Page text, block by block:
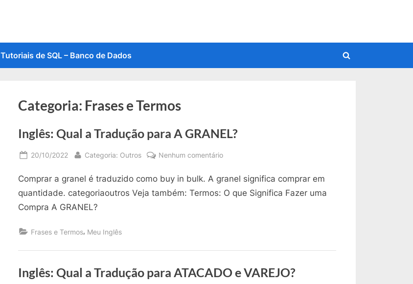
Tutoriais de SQL – Banco de Dados
Toggle
Categoria: Frases e Termos
Inglês: Qual a Tradução para A GRANEL?
Posted
20/10/2022 By
Categoria: Outros Nenhum comentárioem
Qual
a
Comprar a granel é traduzido como buy in bulk. A granel significa comprar em
quantidade. categoriaoutros Veja também: Termos: O que Significa Fazer uma
Compra A GRANEL?
Frases e Termos, Meu Inglês
Inglês: Qual a Tradução para ATACADO e VAREJO?